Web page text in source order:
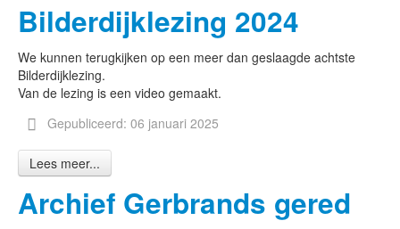
Bilderdijklezing 2024
We kunnen terugkijken op een meer dan geslaagde achtste
Bilderdijklezing.
Van de lezing is een video gemaakt.
Gepubliceerd: 06 januari 2025
Lees meer...
Archief Gerbrands gered